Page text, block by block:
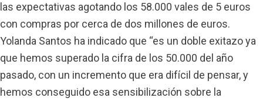
las expectativas agotando los 58.000 vales de 5 euros
con compras por cerca de dos millones de euros.
Yolanda Santos ha indicado que “es un doble exitazo ya
que hemos superado la cifra de los 50.000 del año
pasado, con un incremento que era difícil de pensar, y
hemos conseguido esa sensibilización sobre la